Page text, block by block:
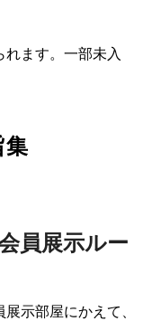
ます。一部未入
集
員展示ルー
示部屋にかえて、